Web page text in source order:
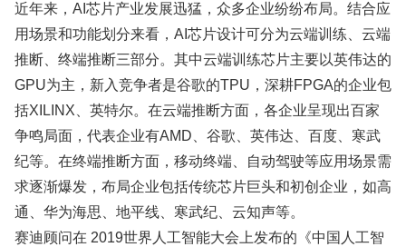
近年来，AI芯片产业发展迅猛，众多企业纷纷布局。结合应
用场景和功能划分来看，AI芯片设计可分为云端训练、云端
推断、终端推断三部分。其中云端训练芯片主要以英伟达的
GPU为主，新入竞争者是谷歌的TPU，深耕FPGA的企业包
括XILINX、英特尔。在云端推断方面，各企业呈现出百家
争鸣局面，代表企业有AMD、谷歌、英伟达、百度、寒武
纪等。在终端推断方面，移动终端、自动驾驶等应用场景需
求逐渐爆发，布局企业包括传统芯片巨头和初创企业，如高
通、华为海思、地平线、寒武纪、云知声等。
赛迪顾问在 2019世界人工智能大会上发布的《中国人工智